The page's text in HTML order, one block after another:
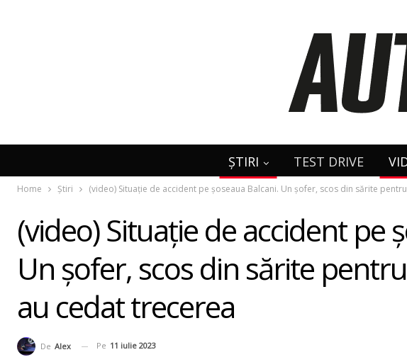
ȘTIRI TEST DRIVE
Home Știri (video) Situaţie de accident pe şoseaua Balcani. Un şofer, scos din sărite
(video) Situaţie de accident pe
Un şofer, scos din sărite
au cedat trecerea
De Alex Pe 11 iulie 2023